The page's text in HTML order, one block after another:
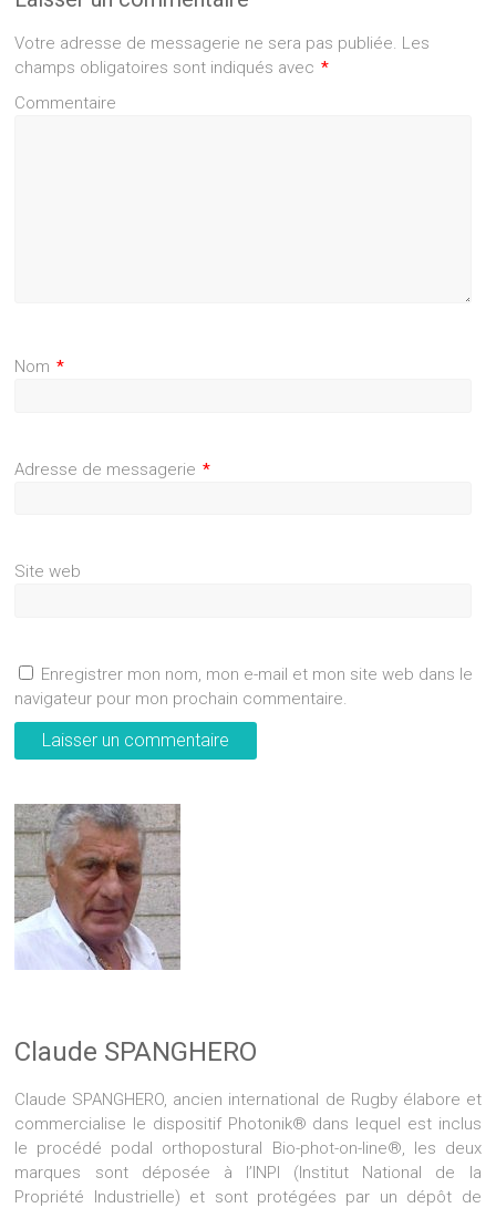
Votre adresse de messagerie ne sera pas publiée. Les
champs obligatoires sont indiqués avec *
Commentaire
Nom *
Adresse de messagerie *
Site web
Enregistrer mon nom, mon e-mail et mon site web dans le
navigateur pour mon prochain commentaire.
Claude SPANGHERO
Claude SPANGHERO, ancien international de Rugby élabore et
commercialise le dispositif Photonik® dans lequel est inclus
le procédé podal orthopostural Bio-phot-on-line®, les deux
marques sont déposée à l’INPI (Institut National de la
Propriété Industrielle) et sont protégées par un dépôt de